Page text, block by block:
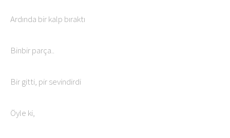
Ardında bir kalp bıraktı
Binbir parça..
Bir gitti, pir sevindirdi
Öyle ki,